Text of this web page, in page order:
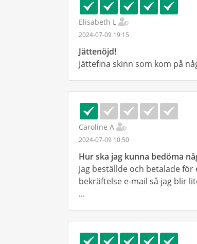
Elisabeth L
2024-07-09 19:15
Jättenöjd!
Jättefina skinn som kom på
Caroline A
2024-07-09 10:50
Hur ska jag kunna bedöma
Jag beställde och betalade
bekräftelse e-mail så jag blir
...